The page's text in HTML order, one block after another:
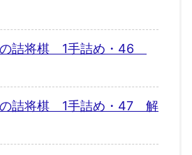
の詰将棋 1手詰め・46
の詰将棋 1手詰め・47 解